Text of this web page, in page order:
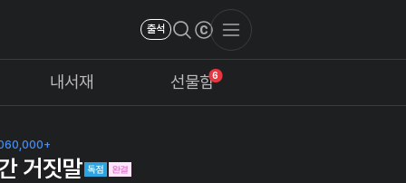
출석
내서재 6
선물함
거짓말